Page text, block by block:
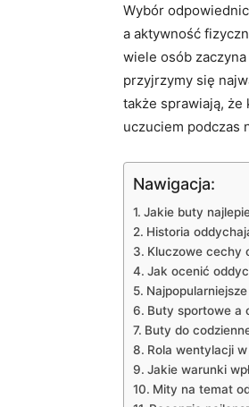
Wybór
a aktywność
wiele osób
przyjrzymy ​się
także sprawiają,​
uczuciem podczas
Nawigacja:
Jakie ​buty⁤
Historia
Kluczowe cechy
Jak ⁣ocenić⁢
Buty sportowe a
Buty do
Rola wentylacji
Jakie warunki
Mity na temat